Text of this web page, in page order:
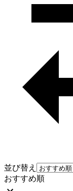
並び替え
おすすめ順